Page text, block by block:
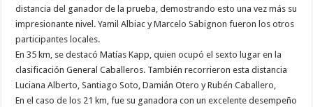
distancia del ganador de la prueba, demostrando esto una vez más su
impresionante nivel. Yamil Albiac y Marcelo Sabignon fueron los otros
participantes locales.
En 35 km, se destacó Matías Kapp, quien ocupó el sexto lugar en la
clasificación General Caballeros. También recorrieron esta distancia
Luciana Alberto, Santiago Soto, Damián Otero y Rubén Caballero,
En el caso de los 21 km, fue su ganadora con un excelente desempeño